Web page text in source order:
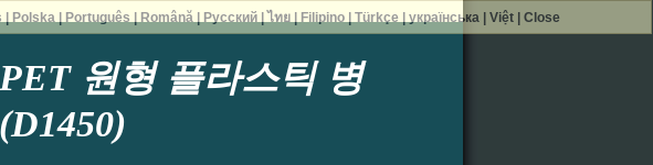
PET 원형 플라스틱 병
(D1450)
Polska| Português Română| Русский| ไทย| Filipino| Türkçe українська| Việt| Close